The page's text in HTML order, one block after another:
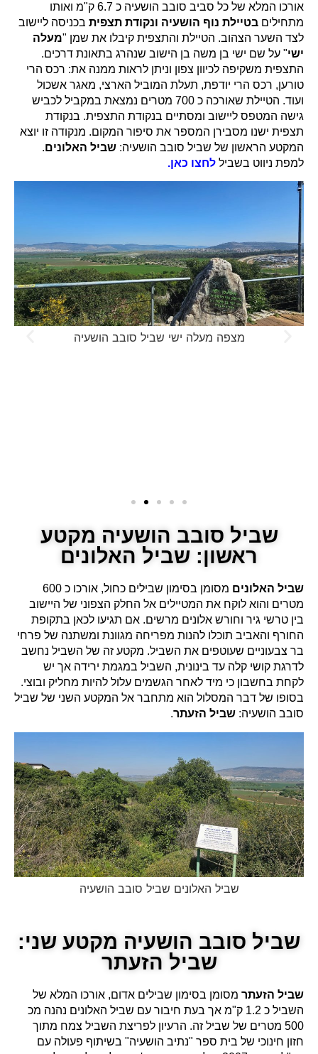
אורכו המלא של כל סביב סובב הושעיה כ 6.7 ק"מ ואותו
מתחילים בטיילת נוף הושעיה ונקודת תצפית בכניסה ליישוב
לצד השער הצהוב. הטיילת והתצפית קיבלו את שמן "מעלה
ישי" על שם ישי בן משה בן הישוב שנהרג בתאונת דרכים.
התצפית משקיפה לכיוון צפון וניתן לראות ממנה את: רכס הרי
טורען, רכס הרי יודפת, תעלת המוביל הארצי, מאגר אשכול
ועוד. הטיילת שאורכה כ 700 מטרים נמצאת במקביל לכביש
גישה המטפס ליישוב ומסתיים בנקודת התצפית. בנקודת
תצפית ישנו מסבירן המספר את סיפור המקום. מנקודה זו יוצא
המקטע הראשון של שביל סובב הושעיה: שביל האלונים.
למפת ניווט בשביל לחצו כאן.
מצפה מעלה ישי שביל סובב הושעיה
שביל סובב הושעיה מקטע
ראשון: שביל האלונים
שביל האלונים
מסומן בסימון שבילים כחול, אורכו כ 600
מטרים והוא לוקח את המטיילים אל החלק הצפוני של היישוב
בין טרשי גיר וחורש אלונים מרשים. אם תגיעו לכאן בתקופת
החורף והאביב תוכלו להנות מפריחה מגוונת ומשתנה של פרחי
בר צבעוניים שעוטפים את השביל. מקטע זה של השביל נחשב
לדרגת קושי קלה עד בינונית, השביל במגמת ירידה אך יש
לקחת בחשבון כי מיד לאחר הגשמים עלול להיות מחליק ובוצי.
בסופו של דבר המסלול הוא מתחבר אל המקטע השני של שביל
סובב הושעיה: שביל הזעתר.
שביל האלונים שביל סובב הושעיה
שביל סובב הושעיה מקטע שני:
שביל הזעתר
שביל הזעתר מסומן בסימון שבילים אדום, אורכו המלא של
השביל כ 1.2 ק"מ אך בעת חיבור עם שביל האלונים נהנה מכ
500 מטרים של שביל זה. הרעיון לפריצת השביל צמח מתוך
חזון חינוכי של בית ספר "נתיב הושעיה" בשיתוף פעולה עם